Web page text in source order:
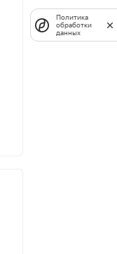
Политика
обработки
данных